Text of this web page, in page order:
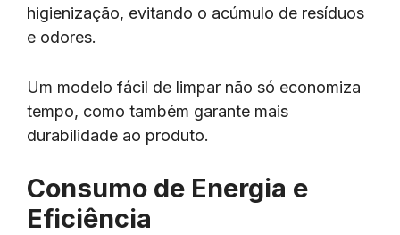
higienização, evitando o acúmulo de resíduos
e odores.
Um modelo fácil de limpar não só economiza
tempo, como também garante mais
durabilidade ao produto.
Consumo de Energia e
Eficiência